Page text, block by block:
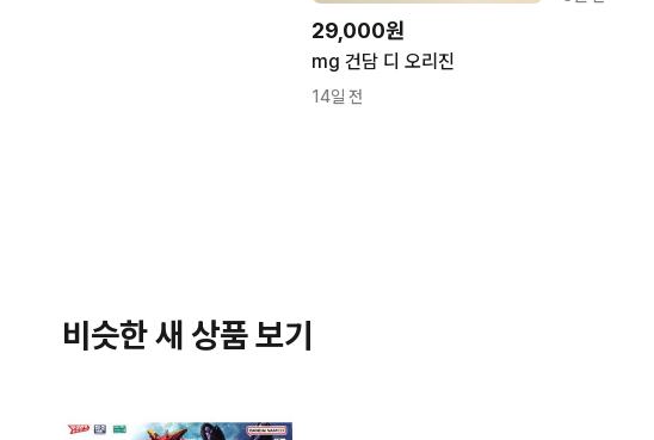
29,000원
mg 건담 디 오리진
14일 전
비슷한 새 상품 보기